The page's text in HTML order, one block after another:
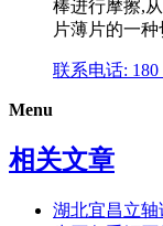
棒进行摩擦,
片薄片的一种
联系电话: 180
Menu
相关文章
湖北宜昌立